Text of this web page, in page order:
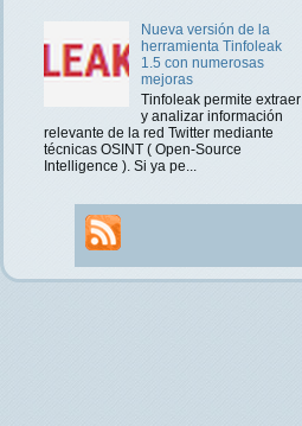
Nueva versión de la
herramienta Tinfoleak
1.5 con numerosas
mejoras
Tinfoleak permite extraer
y analizar información
relevante de la red Twitter mediante
técnicas OSINT ( Open-Source
Intelligence ). Si ya pe...